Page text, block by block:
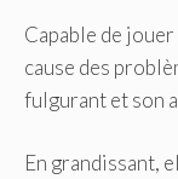
Capable de
cause des
fulgurant et son
En grandissant,